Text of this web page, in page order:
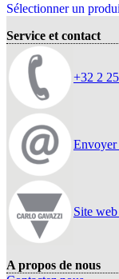
Sélectionner un
Service et contact
+32 2
Envoyer
Site
A propos de nous